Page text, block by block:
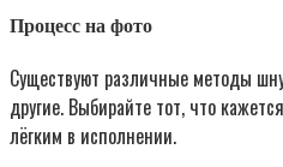
Процесс на фото
Существуют различные методы
другие. Выбирайте тот, что
лёгким в исполнении.